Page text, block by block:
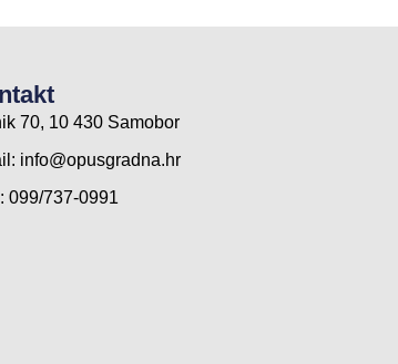
70, 10 430 Samobor
info@opusgradna.hr
099/737-0991